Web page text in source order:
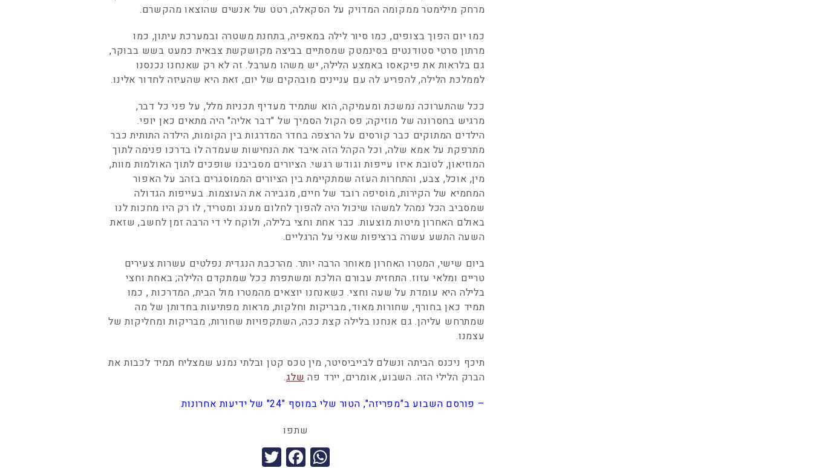
מרחק מילימטר ממקומה המדויק על הסקאלה, רטט של אנשים שהוצאו מהקשרם.
כמו יום הפוך בצופים, כמו סיור לילה במאפיה, בתחנת משטרה ובמערכת עיתון, כמו
מרתון סרטי סטודנטים בסינמטק שמסתיים בביצה מקושקשת צבאית כמעט בשש בבוקר,
גם בלראות את פיקאסו באמצע הלילה, יש משהו מערבל. זה לא רק שאנחנו נכנסנו
לממלכת הלילה, להפריע לה עם עניינים מובהקים של יום, זאת היא שהעיזה לחדור אלינו.
ככל שהתערוכה נמשכת ומעמיקה, הוא שתמיד מעדיף תכניות מלל, על פני כל דבר,
מרגיש בחסרונה של מוזיקה; פס הקול הסמיך של "דבר אליה" היה מתאים כאן יופי.
הילדים המתוקים כבר קורסים על הרצפה בחדר המדרגות בין הקומות, הילדה התותית כבר
מתרפקת על אמא שלה, וכל הקהל הזה איבד את הנחישות שעמדה לו בדרכו פנימה לתוך
המוזיאון, לטובת איזו עייפות וגודש רגשי. הציורים מסביבנו שופכים לתוך האולמות מוות,
מין, אוכל, צבע, והתחרות העזה שמתקיימת בין הציורים הממוסגרים בזהב על האפור
המחמיא של הקירות, מוסיפה רובד של חיים, מגבירה את העוצמות. בעייפות הגדולה
שמסביב הכל נמהל למשהו שיכול היה להפוך לחלום מענג ומטריד, לו רק היו מחכות לנו
באולם האחרון מיטות מוצעות. כבר אחת וחצי בלילה, ולוקח לי די הרבה זמן לחשב, שזאת
השעה התשע עשרה ברציפות שאני על הרגליים.
ביום שישי, המטרו האחרון מאוחר הרבה יותר. מהרכבת הנגדית נפלטים עשרות צעירים
טריים ומלאי עזוז. התחזית עבורם הולכת ומשתפרת ככל שמתקדם הלילה; באחת וחצי
בלילה היא עומדת על שעה וחצי. כשאנחנו יוצאים מהמטרו מול הבית, המדרכות , כמו
תמיד כאן בחורף, שחורות מאוד, מבריקות וחלקות, מראות מפתיעות בחדותן של מה
שמתרחש עליהן. גם אנחנו בלילה קצת ככה, השתקפויות שחורות, מבריקות ומחליקות של
עצמנו.
תיכף ניכנס הביתה ונשלם לבייביסיטר, מין טכס קטן ובלתי נמנע שמצליח תמיד לכבות את
הברק הלילי הזה. השבוע, אומרים, יירד פהשלג.
– פורסם השבוע ב"מפריזה", הטור שלי במוסף "24" של ידיעות אחרונות
שתפו
W
F